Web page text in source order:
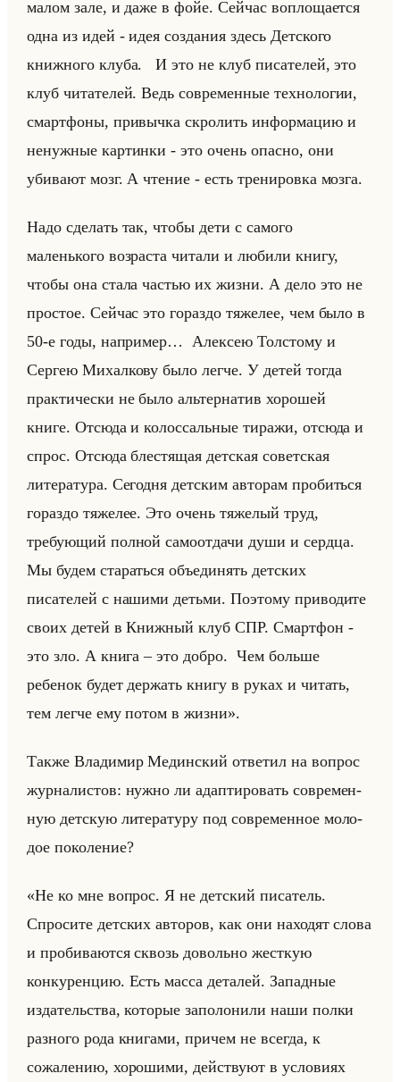
малом зале, и даже в фойе. Сейчас воплощается
одна из идей - идея создания здесь Детского
книжного клуба. И это не клуб писателей, это
клуб читателей. Ведь современные технологии,
смартфоны, привычка скролить информацию и
ненужные картинки - это очень опасно, они
убивают мозг. А чтение - есть тренировка мозга.
Надо сделать так, чтобы дети с самого
маленького возраста читали и любили книгу,
чтобы она стала частью их жизни. А дело это не
простое. Сейчас это гораздо тяжелее, чем было в
50-е годы, например… Алексею Толстому и
Сергею Михалкову было легче. У детей тогда
практически не было альтернатив хорошей
книге. Отсюда и колоссальные тиражи, отсюда и
спрос. Отсюда блестящая детская советская
литература. Сегодня детским авторам пробиться
гораздо тяжелее. Это очень тяжелый труд,
требующий полной самоотдачи души и сердца.
Мы будем стараться объединять детских
писателей с нашими детьми. Поэтому приводите
своих детей в Книжный клуб СПР. Смартфон -
это зло. А книга – это добро. Чем больше
ребенок будет держать книгу в руках и читать,
тем легче ему потом в жизни».
Также Вла­ди­мир Медин­ский от­ве­тил на во­прос
жур­на­ли­стов: нужно ли адап­ти­ро­вать со­вре­мен­
ную дет­скую ли­те­ра­ту­ру под со­вре­мен­ное мо­ло­
дое по­ко­ле­ние?
«Не ко мне вопрос. Я не детский писатель.
Спросите детских авторов, как они находят слова
и пробиваются сквозь довольно жесткую
конкуренцию. Есть масса деталей. Западные
издательства, которые заполонили наши полки
разного рода книгами, причем не всегда, к
сожалению, хорошими, действуют в условиях